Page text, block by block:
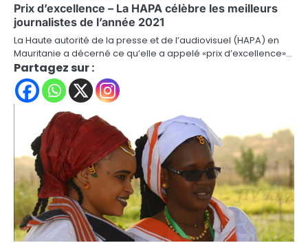
Prix d’excellence – La HAPA célèbre les meilleurs
journalistes de l’année 2021
La Haute autorité de la presse et de l’audiovisuel (HAPA) en
Mauritanie a décerné ce qu’elle a appelé «prix d’excellence»…
Partagez sur :